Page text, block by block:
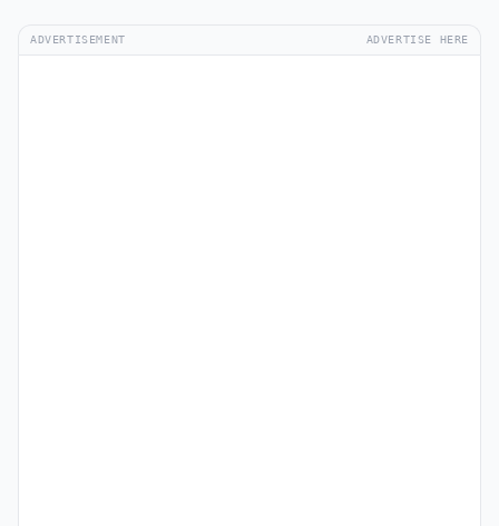
ADVERTISEMENT ADVERTISE HERE